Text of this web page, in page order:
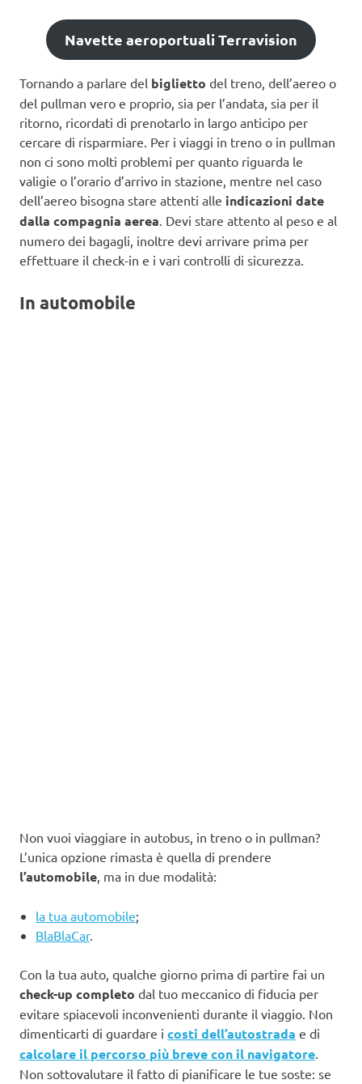
Navette aeroportuali Terravision
Tornando a parlare del biglietto del treno, dell’aereo o
del pullman vero e proprio, sia per l’andata, sia per il
ritorno, ricordati di prenotarlo in largo anticipo per
cercare di risparmiare. Per i viaggi in treno o in pullman
non ci sono molti problemi per quanto riguarda le
valigie o l’orario d’arrivo in stazione, mentre nel caso
dell’aereo bisogna stare attenti alle indicazioni date
dalla compagnia aerea . Devi stare attento al peso e al
numero dei bagagli, inoltre devi arrivare prima per
effettuare il check-in e i vari controlli di sicurezza.
In automobile
Non vuoi viaggiare in autobus, in treno o in pullman?
L’unica opzione rimasta è quella di prendere
l’automobile, ma in due modalità:
la tua automobile;
BlaBlaCar.
Con la tua auto, qualche giorno prima di partire fai un
check-up completo dal tuo meccanico di fiducia per
evitare spiacevoli inconvenienti durante il viaggio. Non
dimenticarti di guardare i costi dell’autostrada e di
calcolare il percorso più breve con il navigatore.
Non sottovalutare il fatto di pianificare le tue soste: se